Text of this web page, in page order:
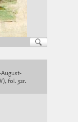
fol. 32r.